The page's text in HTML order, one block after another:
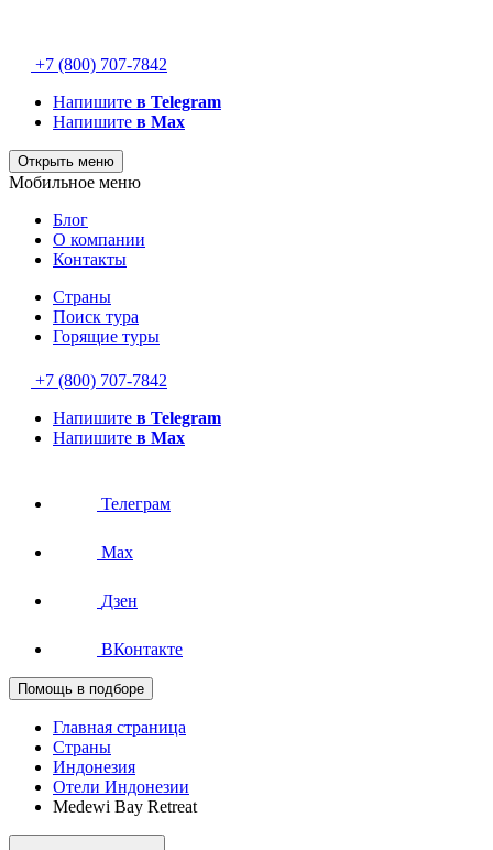
+7 (800) 707-7842
Напишите в Telegram
Напишите в Max
Открыть меню
Мобильное меню
Блог
О компании
Контакты
Страны
Поиск тура
Горящие туры
+7 (800) 707-7842
Напишите в Telegram
Напишите в Max
Телеграм
Max
Дзен
ВКонтакте
Помощь в подборе
Главная страница
Страны
Индонезия
Отели Индонезии
Medewi Bay Retreat